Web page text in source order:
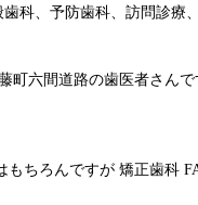
科、予防歯科、訪問診
町六間道路の歯医者さん
ちろんですが 矯正歯科